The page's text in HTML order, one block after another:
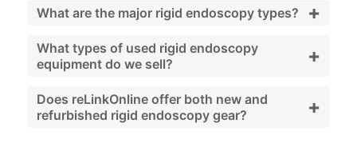
Rigid endoscopy uses non-flexible scopes to
invasive procedures.
What are the major rigid endoscopy types? +
Laparoscopes, arthroscopes, hysteroscopes,
cystoscopes, and sinus scopes.
What types of used rigid endoscopy
equipment do we sell?
+
Scopes, cameras, light sources, towers, and
accessories depending on stock.
Does reLinkOnline offer both new and
refurbished rigid endoscopy gear?
+